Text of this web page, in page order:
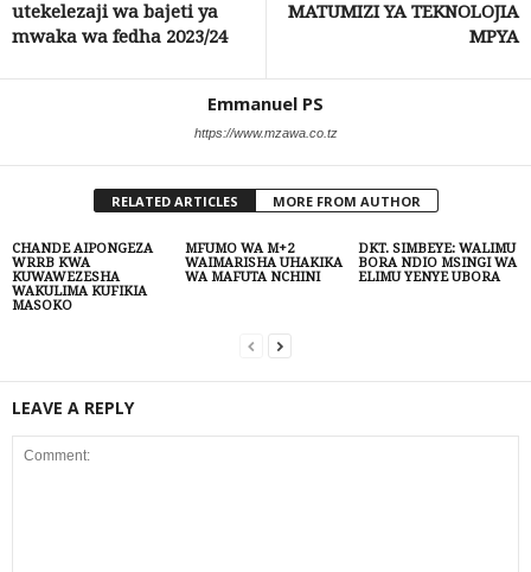
utekelezaji wa bajeti ya
mwaka wa fedha 2023/24
MATUMIZI YA TEKNOLOJIA
MPYA
Emmanuel PS
https://www.mzawa.co.tz
RELATED ARTICLES MORE FROM AUTHOR
CHANDE AIPONGEZA
WRRB KWA
KUWAWEZESHA
WAKULIMA KUFIKIA
MASOKO
MFUMO WA M+2
WAIMARISHA UHAKIKA
WA MAFUTA NCHINI
DKT. SIMBEYE: WALIMU
BORA NDIO MSINGI WA
ELIMU YENYE UBORA
LEAVE A REPLY